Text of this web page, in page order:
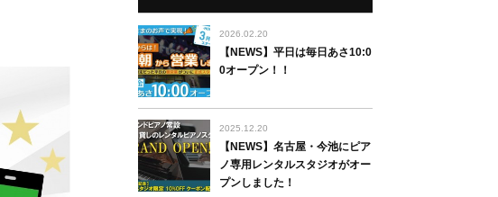
2026.02.20
【NEWS】平日は毎日あさ10:0
0オープン！！
2025.12.20
【NEWS】名古屋・今池にピア
ノ専用レンタルスタジオがオー
プンしました！